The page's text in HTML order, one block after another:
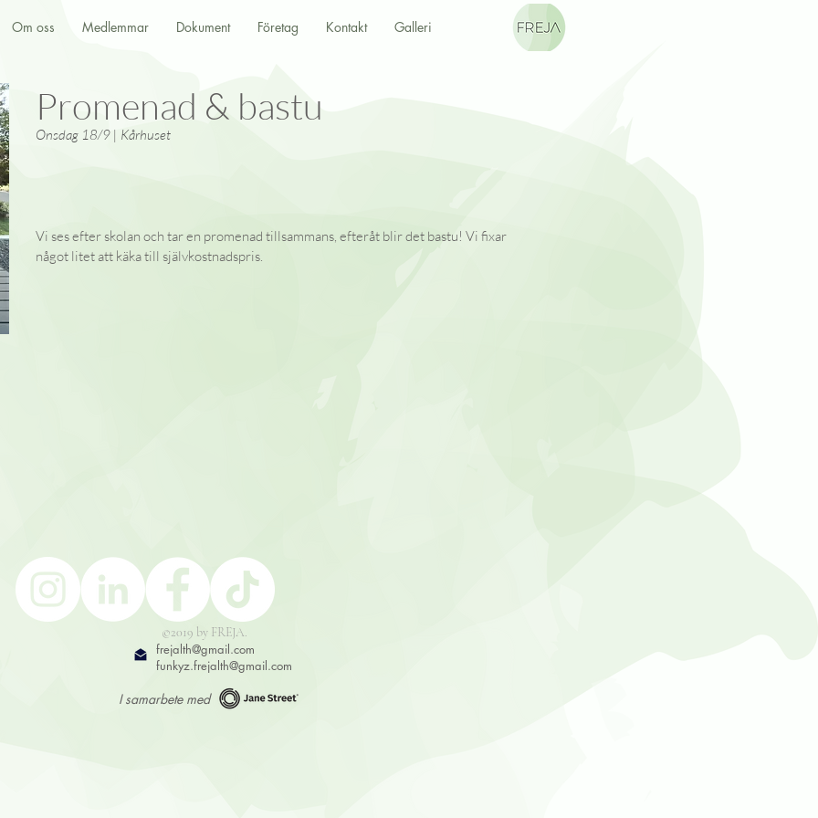
Om oss Medlemmar Dokument Företag Kontakt Galleri
Promenad & bastu
Onsdag 18/9 | Kårhuset
Vi ses efter skolan och tar en promenad tillsammans, efteråt blir det bastu! Vi fixar
något litet att käka till självkostnadspris.
©2019 by FREJA.
frejalth@gmail.com
funkyz.frejalth@gmail.com
I samarbete med